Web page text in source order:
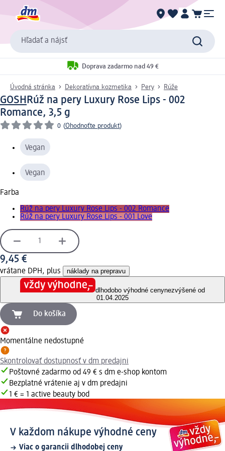
Hľadať a nájsť
Doprava zadarmo nad 49 €
Úvodná stránka Dekoratívna kozmetika Pery Rúže
GOSH Rúž na pery Luxury Rose Lips - 002
Romance, 3,5 g
0 (Ohodnoťte produkt)
Vegan
Vegan
Farba
Rúž na pery Luxury Rose Lips - 002 Romance
Rúž na pery Luxury Rose Lips - 001 Love
9,45 €
vrátane DPH, plus náklady na prepravu
dlhodobo výhodné cenynezvýšené od
01.04.2025
Do košíka
Momentálne nedostupné
Skontrolovať dostupnosť v dm predajni
Poštovné zadarmo od 49 € s dm e-shop kontom
Bezplatné vrátenie aj v dm predajni
1 € = 1 active beauty bod
V každom nákupe výhodné ceny
Viac o garancii dlhodobej ceny